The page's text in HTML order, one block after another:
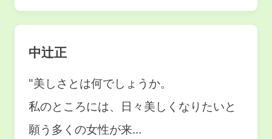
中辻正
"美しさとは何でしょうか。
私のところには、日々美しくなりたいと
願う多くの女性が来...